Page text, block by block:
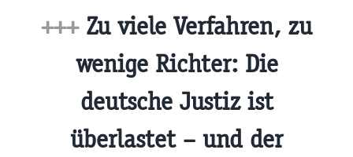
+++Zu viele Verfahren, zu
wenige Richter: Die
deutsche Justiz ist
überlastet – und der